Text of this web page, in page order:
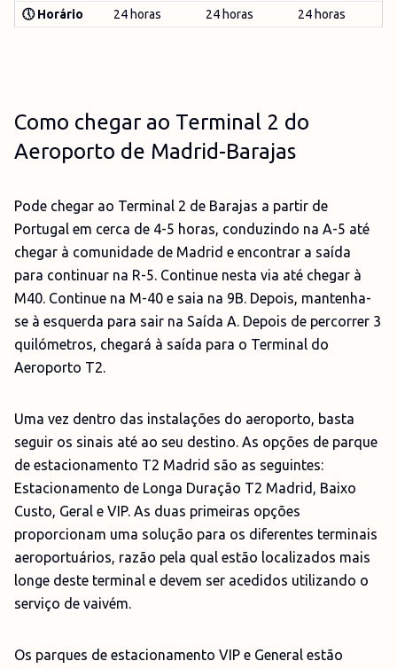
🕔 Horário 24 horas 24 horas 24 horas
Como chegar ao Terminal 2 do
Aeroporto de Madrid-Barajas
Pode chegar ao Terminal 2 de Barajas a partir de
Portugal em cerca de 4-5 horas, conduzindo na A-5 até
chegar à comunidade de Madrid e encontrar a saída
para continuar na R-5. Continue nesta via até chegar à
M40. Continue na M-40 e saia na 9B. Depois, mantenha-
se à esquerda para sair na Saída A. Depois de percorrer 3
quilómetros, chegará à saída para o Terminal do
Aeroporto T2.
Uma vez dentro das instalações do aeroporto, basta
seguir os sinais até ao seu destino. As opções de parque
de estacionamento T2 Madrid são as seguintes:
Estacionamento de Longa Duração T2 Madrid, Baixo
Custo, Geral e VIP. As duas primeiras opções
proporcionam uma solução para os diferentes terminais
aeroportuários, razão pela qual estão localizados mais
longe deste terminal e devem ser acedidos utilizando o
serviço de vaivém.
Os parques de estacionamento VIP e General estão